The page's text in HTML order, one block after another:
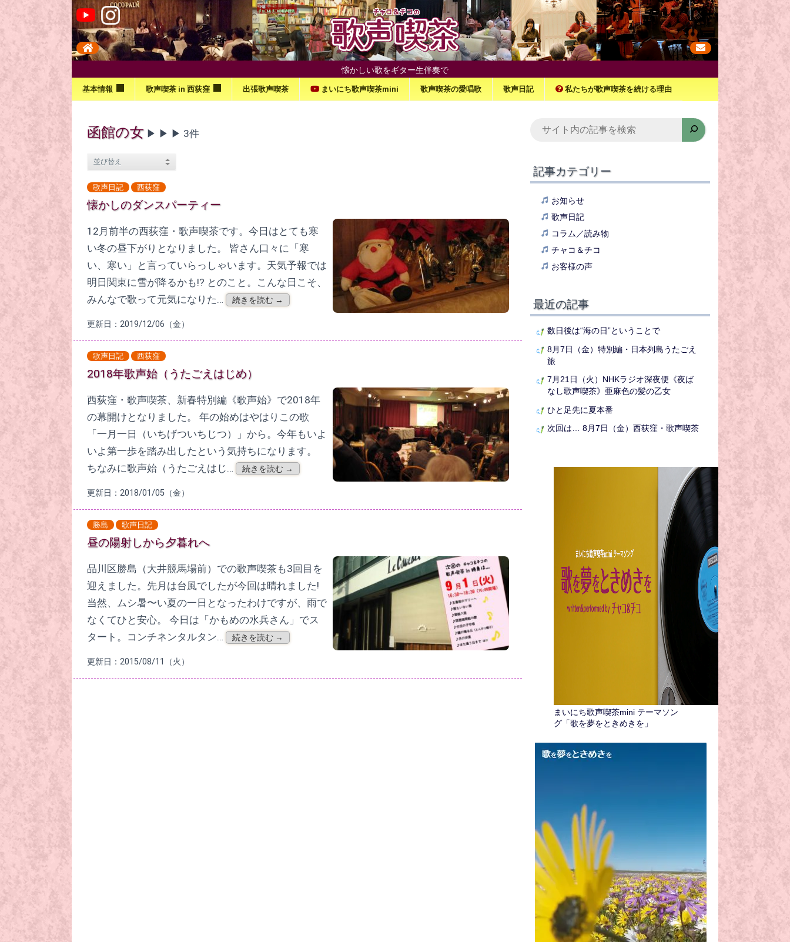
懐かしい歌をギター生伴奏で
基本情報 歌声喫茶 in 西荻窪 出張歌声喫茶 まいにち歌声喫茶mini 歌声喫茶の愛唱歌 歌声日記 私たちが歌声喫茶を続ける理由
函館の女▶︎ ▶︎ ▶︎ 3件
歌声日記 西荻窪
懐かしのダンスパーティー
12月前半の西荻窪・歌声喫茶です。今日はとても寒
い冬の昼下がりとなりました。 皆さん口々に「寒
い、寒い」と言っていらっしゃいます。天気予報では
明日関東に雪が降るかも!? とのこと。こんな日こそ、
みんなで歌って元気になりた…
続きを読む →
更新日：2019/12/06（金）
歌声日記 西荻窪
2018年歌声始（うたごえはじめ）
西荻窪・歌声喫茶、新春特別編《歌声始》で2018年
の幕開けとなりました。 年の始めはやはりこの歌
「一月一日（いちげついちじつ）」から。今年もいよ
いよ第一歩を踏み出したという気持ちになります。
ちなみに歌声始（うたごえはじ…
続きを読む →
更新日：2018/01/05（金）
勝島 歌声日記
昼の陽射しから夕暮れへ
品川区勝島（大井競馬場前）での歌声喫茶も3回目を
迎えました。先月は台風でしたが今回は晴れました!
当然、ムシ暑〜い夏の一日となったわけですが、雨で
なくてひと安心。 今日は「かもめの水兵さん」でス
タート。コンチネンタルタン…
続きを読む →
更新日：2015/08/11（火）
記事カテゴリー
お知らせ
歌声日記
コラム／読み物
チャコ＆チコ
お客様の声
最近の記事
数日後は“海の日”ということで
8月7日（金）特別編・日本列島うたごえ
旅
7月21日（火）NHKラジオ深夜便《夜ば
なし歌声喫茶》亜麻色の髪の乙女
ひと足先に夏本番
次回は… 8月7日（金）西荻窪・歌声喫茶
まいにち歌声喫茶mini テーマソン
グ「歌を夢をときめきを」